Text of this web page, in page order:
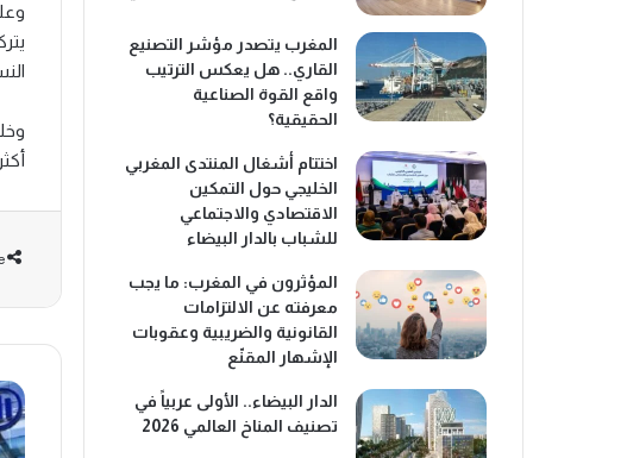
ا
ن
د
المغرب يتصدر مؤشر التصنيع
القاري.. هل يعكس الترتيب
واقع القوة الصناعية
الحقيقية؟
اختتام أشغال المنتدى المغربي
الخليجي حول التمكين
الاقتصادي والاجتماعي
للشباب بالدار البيضاء
المؤثرون في المغرب: ما يجب
معرفته عن الالتزامات
القانونية والضريبية وعقوبات
الإشهار المقنّع
الدار البيضاء.. الأولى عربياً في
تصنيف المناخ العالمي 2026